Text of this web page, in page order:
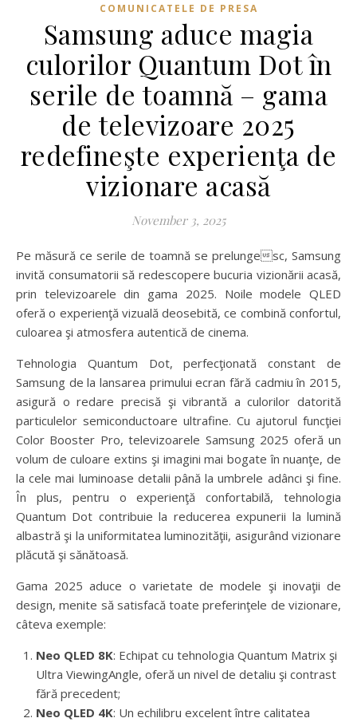
COMUNICATELE DE PRESA
Samsung aduce magia
culorilor Quantum Dot în
serile de toamnă – gama
de televizoare 2025
redefineşte experienţa de
vizionare acasă
November 3, 2025
Pe măsură ce serile de toamnă se prelungesc, Samsung
invită consumatorii să redescopere bucuria vizionării acasă,
prin televizoarele din gama 2025. Noile modele QLED
oferă o experienţă vizuală deosebită, ce combină confortul,
culoarea şi atmosfera autentică de cinema.
Tehnologia Quantum Dot, perfecţionată constant de
Samsung de la lansarea primului ecran fără cadmiu în 2015,
asigură o redare precisă şi vibrantă a culorilor datorită
particulelor semiconductoare ultrafine. Cu ajutorul funcţiei
Color Booster Pro, televizoarele Samsung 2025 oferă un
volum de culoare extins şi imagini mai bogate în nuanţe, de
la cele mai luminoase detalii până la umbrele adânci şi fine.
În plus, pentru o experienţă confortabilă, tehnologia
Quantum Dot contribuie la reducerea expunerii la lumină
albastră şi la uniformitatea luminozităţii, asigurând vizionare
plăcută şi sănătoasă.
Gama 2025 aduce o varietate de modele şi inovaţii de
design, menite să satisfacă toate preferinţele de vizionare,
câteva exemple:
Neo QLED 8K: Echipat cu tehnologia Quantum Matrix şi
Ultra ViewingAngle, oferă un nivel de detaliu şi contrast
fără precedent;
Neo QLED 4K: Un echilibru excelent între calitatea